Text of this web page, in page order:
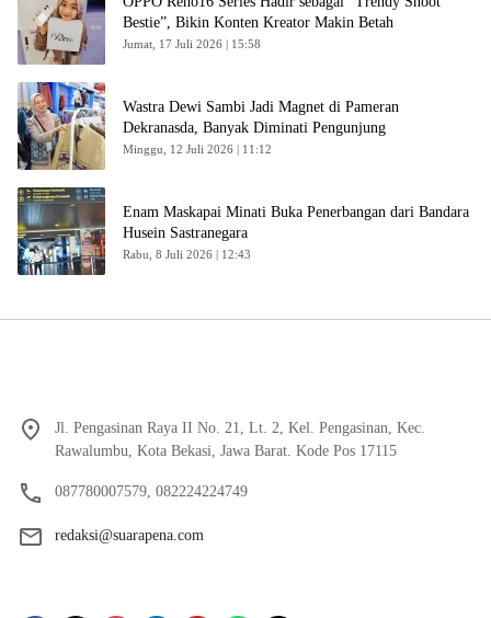
Bestie”, Bikin Konten Kreator Makin Betah
Jumat, 17 Juli 2026 | 15:58
Wastra Dewi Sambi Jadi Magnet di Pameran
Dekranasda, Banyak Diminati Pengunjung
Minggu, 12 Juli 2026 | 11:12
Enam Maskapai Minati Buka Penerbangan dari Bandara
Husein Sastranegara
Rabu, 8 Juli 2026 | 12:43
Jl. Pengasinan Raya II No. 21, Lt. 2, Kel. Pengasinan, Kec.
Rawalumbu, Kota Bekasi, Jawa Barat. Kode Pos 17115
087780007579, 082224224749
redaksi@suarapena.com